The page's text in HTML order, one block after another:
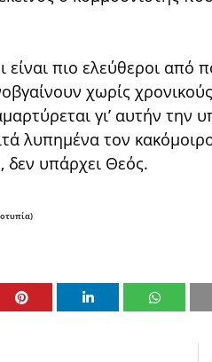
είναι πιο ελεύθεροι από
χωρίς
γι’ αυτήν την
λυπημένα τον
υπάρχει Θεός.